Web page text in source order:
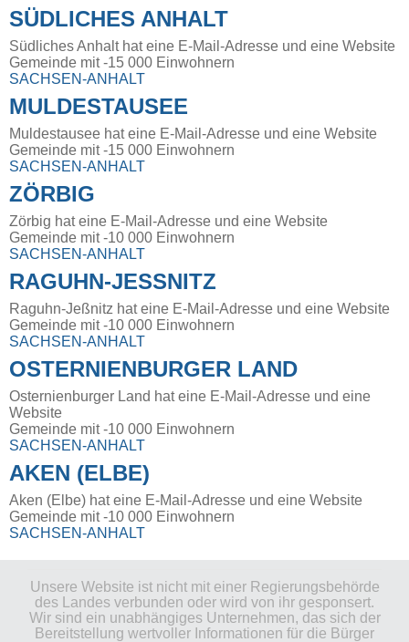
SÜDLICHES ANHALT
Südliches Anhalt hat eine E-Mail-Adresse und eine Website
Gemeinde mit -15 000 Einwohnern
SACHSEN-ANHALT
MULDESTAUSEE
Muldestausee hat eine E-Mail-Adresse und eine Website
Gemeinde mit -15 000 Einwohnern
SACHSEN-ANHALT
ZÖRBIG
Zörbig hat eine E-Mail-Adresse und eine Website
Gemeinde mit -10 000 Einwohnern
SACHSEN-ANHALT
RAGUHN-JESSNITZ
Raguhn-Jeßnitz hat eine E-Mail-Adresse und eine Website
Gemeinde mit -10 000 Einwohnern
SACHSEN-ANHALT
OSTERNIENBURGER LAND
Osternienburger Land hat eine E-Mail-Adresse und eine
Website
Gemeinde mit -10 000 Einwohnern
SACHSEN-ANHALT
AKEN (ELBE)
Aken (Elbe) hat eine E-Mail-Adresse und eine Website
Gemeinde mit -10 000 Einwohnern
SACHSEN-ANHALT
Unsere Website ist nicht mit einer Regierungsbehörde
des Landes verbunden oder wird von ihr gesponsert.
Wir sind ein unabhängiges Unternehmen, das sich der
Bereitstellung wertvoller Informationen für die Bürger